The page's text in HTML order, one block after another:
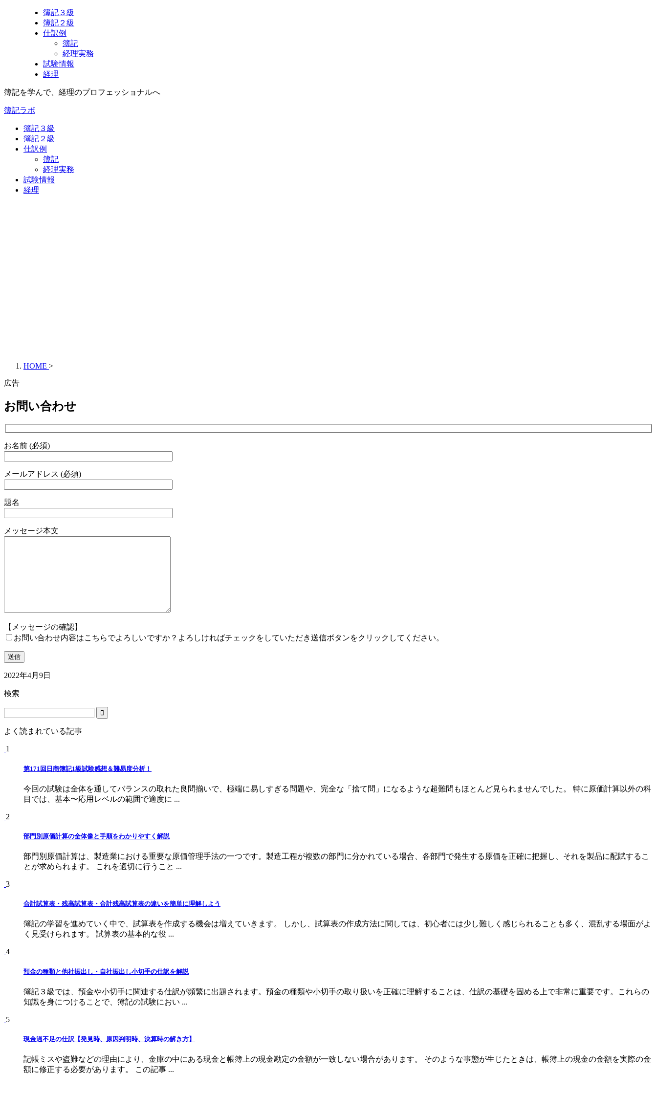
簿記３級
簿記２級
仕訳例
簿記
経理実務
試験情報
経理
簿記を学んで、経理のプロフェッショナルへ
簿記ラボ
簿記３級
簿記２級
仕訳例
簿記
経理実務
試験情報
経理
HOME >
広告
お問い合わせ
お名前 (必須)
メールアドレス (必須)
題名
メッセージ本文
【メッセージの確認】
お問い合わせ内容はこちらでよろしいですか？よろしければチェックをしていただき送信ボタンをクリックしてください。
2022年4月9日
検索
よく読まれている記事
1
第171回日商簿記1級試験感想＆難易度分析！
今回の試験は全体を通してバランスの取れた良問揃いで、極端に易しすぎる問題や、完全な「捨て問」になるような超難問もほとんど見られませんでした。 特に原価計算以外の科
目では、基本〜応用レベルの範囲で適度に ...
2
部門別原価計算の全体像と手順をわかりやすく解説
部門別原価計算は、製造業における重要な原価管理手法の一つです。製造工程が複数の部門に分かれている場合、各部門で発生する原価を正確に把握し、それを製品に配賦するこ
とが求められます。 これを適切に行うこと ...
3
合計試算表・残高試算表・合計残高試算表の違いを簡単に理解しよう
簿記の学習を進めていく中で、試算表を作成する機会は増えていきます。 しかし、試算表の作成方法に関しては、初心者には少し難しく感じられることも多く、混乱する場面がよ
く見受けられます。 試算表の基本的な役 ...
4
預金の種類と他社振出し・自社振出し小切手の仕訳を解説
簿記３級では、預金や小切手に関連する仕訳が頻繁に出題されます。預金の種類や小切手の取り扱いを正確に理解することは、仕訳の基礎を固める上で非常に重要です。これらの
知識を身につけることで、簿記の試験におい ...
5
現金過不足の仕訳【発見時、原因判明時、決算時の解き方】
記帳ミスや盗難などの理由により、金庫の中にある現金と帳簿上の現金勘定の金額が一致しない場合があります。 そのような事態が生じたときは、帳簿上の現金の金額を実際の金
額に修正する必要があります。 この記事 ...